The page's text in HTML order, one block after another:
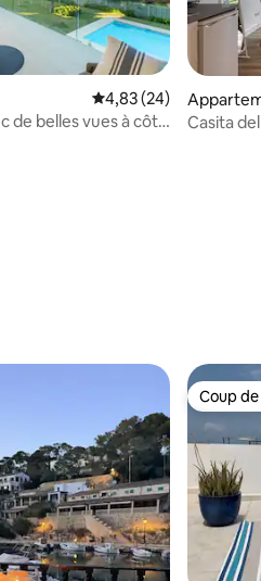
Évaluation moyenne
4,83 (24)
de belles vues à côté
Casita
Coup
Coup